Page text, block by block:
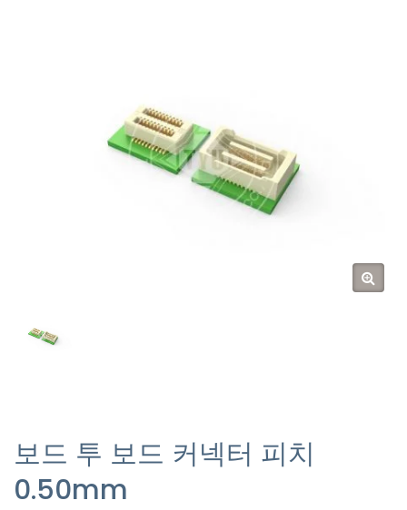
보드 투 보드 커넥터 피치
0.50mm